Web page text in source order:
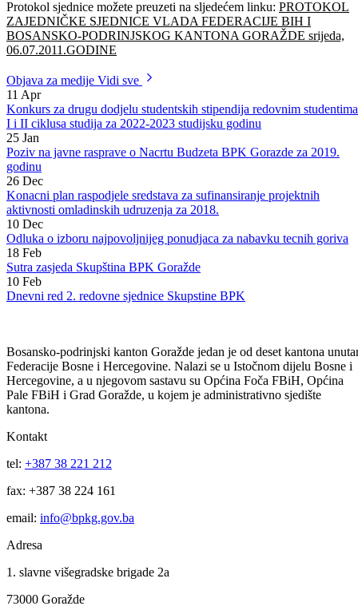
Zajednička sjednica će se održati u hotelu„Behar“, s početkom u
10,00 sati.
Protokol sjednice možete preuzeti na sljedećem linku:
BOSANSKO-PODRINJSKOG KANTONA GORAŽDE srijeda,
06.07.2011.GODINE
Objava za medijeVidi sve
11 Apr
Konkurs za drugu dodjelu studentskih stipendija redovnim studentima
I i II ciklusa studija za 2022-2023 studijsku godinu
25 Jan
Poziv na javne rasprave o Nacrtu Budzeta BPK Gorazde za 2019.
godinu
26 Dec
Konacni plan raspodjele sredstava za sufinansiranje projektnih
aktivnosti omladinskih udruzenja za 2018.
10 Dec
Odluka o izboru najpovoljnijeg ponudjaca za nabavku tecnih goriva
18 Feb